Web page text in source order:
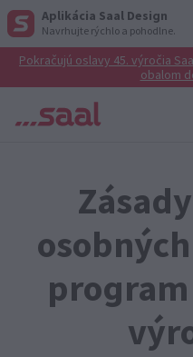
Aplikácia Saal Design
Navrhujte rýchlo a pohodlne.
Pokračujú oslavy 45. výročia
obalom